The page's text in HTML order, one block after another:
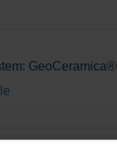
GeoCeramica®